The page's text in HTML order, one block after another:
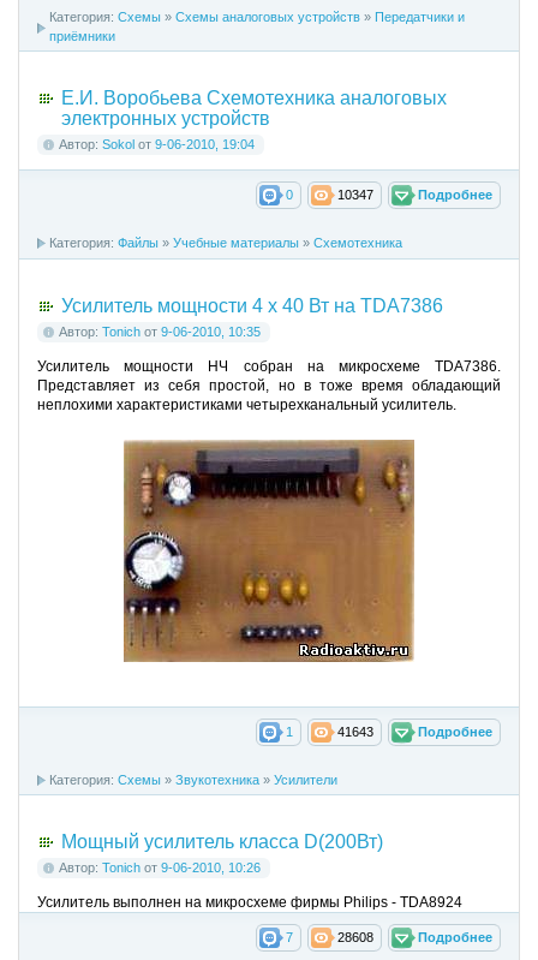
Категория: Схемы » Схемы аналоговых устройств » Передатчики и
приёмники
Е.И. Воробьева Схемотехника аналоговых
электронных устройств
Автор: Sokol от 9-06-2010, 19:04
Подробнее
10347
0
Категория: Файлы » Учебные материалы » Схемотехника
Усилитель мощности 4 х 40 Вт на TDA7386
Автор: Tonich от 9-06-2010, 10:35
Усилитель мощности НЧ собран на микросхеме TDA7386.
Представляет из себя простой, но в тоже время обладающий
неплохими характеристиками четырехканальный усилитель.
Подробнее
41643
1
Категория: Схемы » Звукотехника » Усилители
Мощный усилитель класса D(200Вт)
Автор: Tonich от 9-06-2010, 10:26
Усилитель выполнен на микросхеме фирмы Philips - TDA8924
Подробнее
28608
7